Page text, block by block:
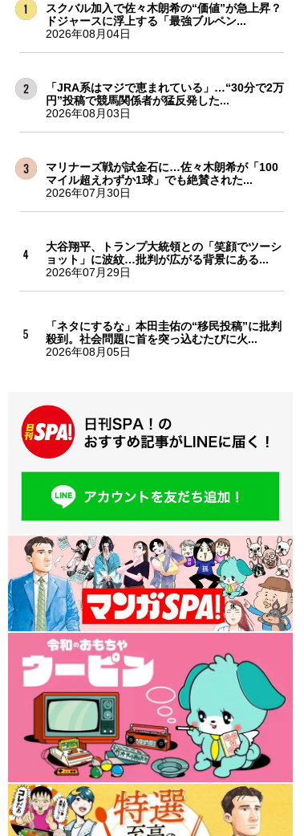
スクバル加入で佐々木朗希の“価値”が急上昇？
ドジャースに浮上する「最強ブルペン...
2026年08月04日
「JRA系はマジで恵まれている」…“30分で2万
円”投稿で競馬関係者が猛反発した...
2026年08月03日
マリナーズ戦が試金石に…佐々木朗希が「100
マイル超えわずか1球」でも絶賛された...
2026年07月30日
大谷翔平、トランプ大統領との「笑顔でツーシ
ョット」に波紋…批判が広がる背景にある...
2026年07月29日
「ネタにするな」本田圭佑の“移民投稿”に批判
殺到。社会問題に首を突っ込むたびに火...
2026年08月05日